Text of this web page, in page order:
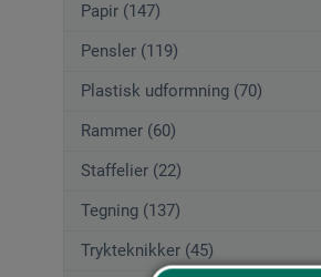
Papir (147)
Pensler (119)
Plastisk udformning (70)
Rammer (60)
Staffelier (22)
Tegning (137)
Trykteknikker (45)